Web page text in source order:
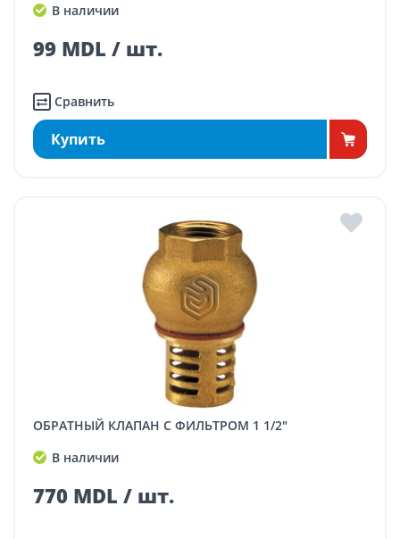
В наличии
99 MDL / шт.
Сравнить
Купить
ОБРАТНЫЙ КЛАПАН С ФИЛЬТРОМ 1 1/2"
В наличии
770 MDL / шт.